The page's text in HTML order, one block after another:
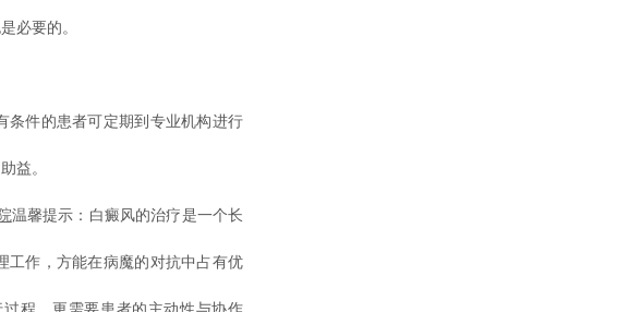
必要的。
件的患者可定期到专业机构进行
益。
温馨提示：白癜风的治疗是一个长
工作，方能在病魔的对抗中占有优